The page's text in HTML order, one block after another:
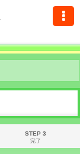
STEP 3
完了